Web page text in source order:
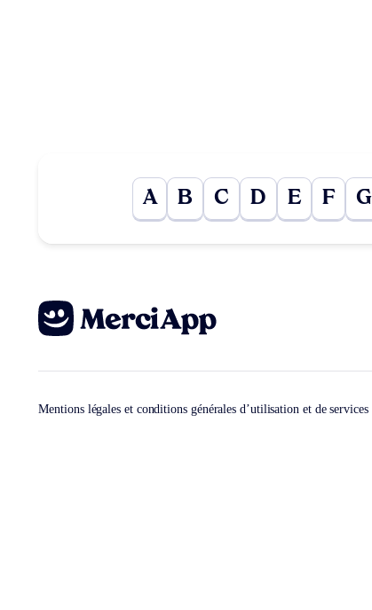
A B C D E F G
Mentions légales et conditions générales d’utilisation et de services